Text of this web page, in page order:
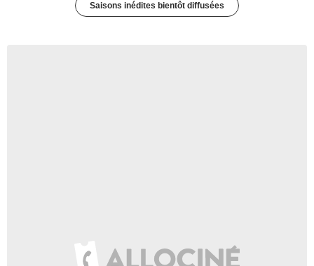
Saisons inédites bientôt diffusées